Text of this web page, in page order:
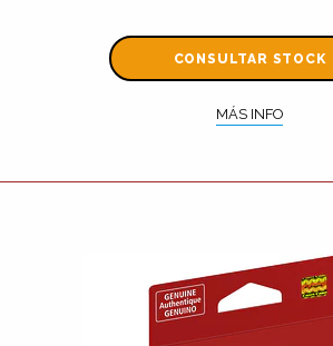
CONSULTAR STOCK
MÁS INFO